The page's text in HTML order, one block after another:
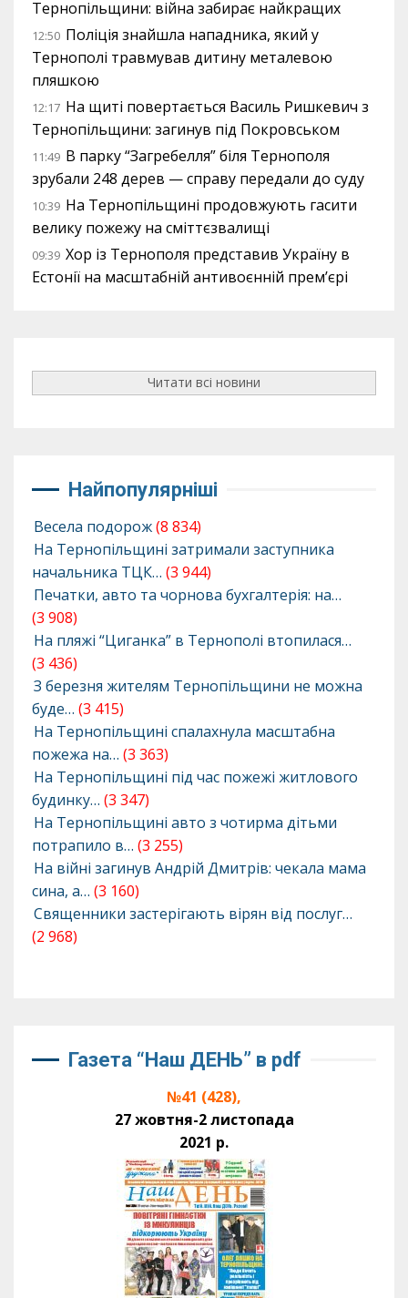
Тернопільщини: війна забирає найкращих
12:50 Поліція знайшла нападника, який у
Тернополі травмував дитину металевою
пляшкою
12:17 На щиті повертається Василь Ришкевич з
Тернопільщини: загинув під Покровськом
11:49 В парку “Загребелля” біля Тернополя
зрубали 248 дерев — справу передали до суду
10:39 На Тернопільщині продовжують гасити
велику пожежу на сміттєзвалищі
09:39 Хор із Тернополя представив Україну в
Естонії на масштабній антивоєнній прем’єрі
Читати всі новини
Найпопулярніші
Весела подорож(8 834)
На Тернопільщині затримали заступника
начальника ТЦК… (3 944)
Печатки, авто та чорнова бухгалтерія: на…
(3 908)
На пляжі “Циганка” в Тернополі втопилася…
(3 436)
З березня жителям Тернопільщини не можна
буде… (3 415)
На Тернопільщині спалахнула масштабна
пожежа на… (3 363)
На Тернопільщині під час пожежі житлового
будинку… (3 347)
На Тернопільщині авто з чотирма дітьми
потрапило в… (3 255)
На війні загинув Андрій Дмитрів: чекала мама
сина, а… (3 160)
Священники застерігають вірян від послуг…
(2 968)
Газета “Наш ДЕНЬ” в pdf
№41 (428),
27 жовтня-2 листопада
2021 р.